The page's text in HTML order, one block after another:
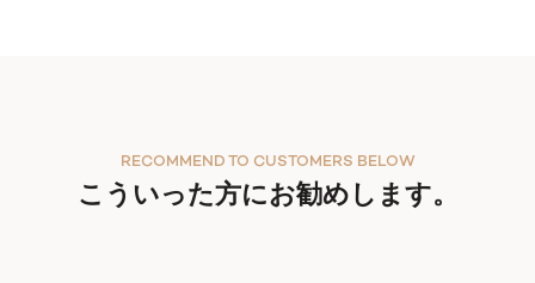
こういった方にお勧めします。
RECOMMEND TO CUSTOMERS BELOW